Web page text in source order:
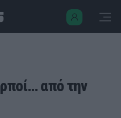
από την